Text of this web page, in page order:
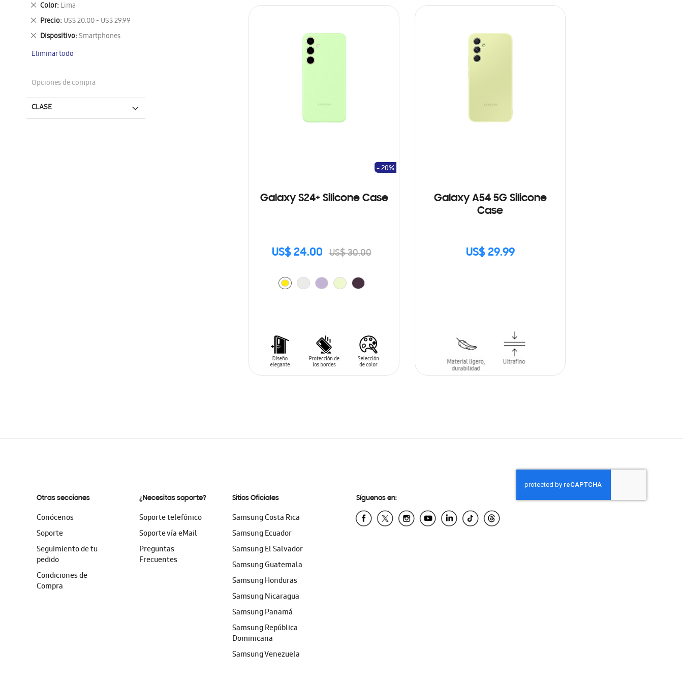
Galaxy S24+ Silicone Case
US$ 24.00 US$ 30.00
- 20%
Galaxy A54 5G Silicone
Case
US$ 29.99
SIN
artículo
Color Lima
Eliminar
este
artículo
Precio US$ 20.00 - US$ 29.99
Eliminar
este
artículo
Dispositivo Smartphones
Eliminar
artículo
Eliminar todo
Opciones de compra
CLASE
Otras secciones
Conócenos
Soporte
Seguimiento de tu
pedido
Condiciones de
Compra
¿Necesitas soporte?
Soporte telefónico
Soporte vía eMail
Preguntas
Frecuentes
Sitios Oficiales
Samsung Costa Rica
Samsung Ecuador
Samsung El Salvador
Samsung Guatemala
Samsung Honduras
Samsung Nicaragua
Samsung Panamá
Samsung República
Dominicana
Samsung Venezuela
Síguenos en: